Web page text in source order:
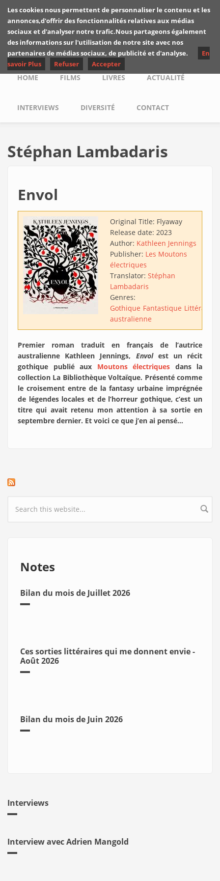
Skip to main content
Les critiques de
Yuyine
Main menu
HOME FILMS LIVRES ACTUALITÉ
INTERVIEWS DIVERSITÉ CONTACT
Stéphan Lambadaris
Envol
Original Title: Flyaway
Release date: 2023
Author: Kathleen Jennings
Publisher: Les Moutons
électriques
Translator: Stéphan
Lambadaris
Genres:
Gothique Fantastique Littérature
australienne
Premier roman traduit en français de l’autrice
australienne Kathleen Jennings, Envol est un récit
gothique publié aux Moutons électriques dans la
collection La Bibliothèque Voltaïque. Présenté comme
le croisement entre de la fantasy urbaine imprégnée
de légendes locales et de l’horreur gothique, c’est un
titre qui avait retenu mon attention à sa sortie en
septembre dernier. Et voici ce que j’en ai pensé…
Search form
Notes
Bilan du mois de Juillet 2026
Ces sorties littéraires qui me donnent envie -
Août 2026
Bilan du mois de Juin 2026
Interviews
Interview avec Adrien Mangold
Les cookies nous permettent de personnaliser le contenu et les
annonces,d'offrir des fonctionnalités relatives aux médias
sociaux et d'analyser notre trafic.Nous partageons également
des informations sur l'utilisation de notre site avec nos
partenaires de médias sociaux, de publicité et d'analyse.
En
savoir Plus
Refuser Accepter